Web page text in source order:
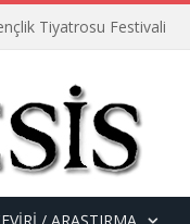
Tiyatrosu Festivali